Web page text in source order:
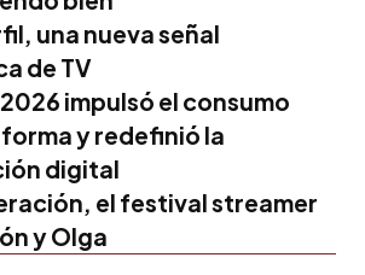
una nueva señal
de TV
impulsó el consumo
y redefinió la
digital
el festival streamer
y Olga